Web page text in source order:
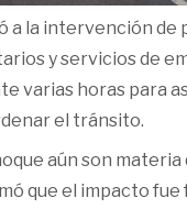
a la intervención de
y servicios de
varias horas para
el tránsito.
aún son
que el impacto fue